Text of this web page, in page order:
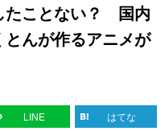
たことない？ 国内
んが作るアニメが
LINE はてな